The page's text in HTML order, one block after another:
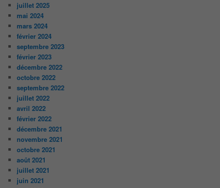
juillet 2025
mai 2024
mars 2024
février 2024
septembre 2023
février 2023
décembre 2022
octobre 2022
septembre 2022
juillet 2022
avril 2022
février 2022
décembre 2021
novembre 2021
octobre 2021
août 2021
juillet 2021
juin 2021